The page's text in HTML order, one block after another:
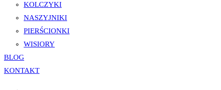
KOLCZYKI
NASZYJNIKI
PIERŚCIONKI
WISIORY
BLOG
KONTAKT